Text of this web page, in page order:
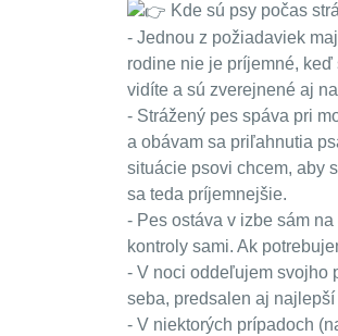
Kde sú psy počas
- Jednou z požiadaviek
rodine nie je príjemné,
vidíte a sú zverejnené aj
- Strážený pes spáva pri
a obávam sa priľahnutia
situácie psovi chcem, aby
sa teda príjemnejšie.
- Pes ostáva v izbe sám
kontroly sami. Ak
- V noci oddeľujem svojho
seba, predsalen aj
- V niektorých prípadoch